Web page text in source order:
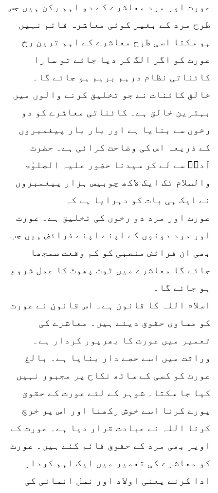
عورت اور مرد معاشرے کے دو اہم رکن ہیں جس
طرح مرد کے بغیر کوئی معاشرہ قائم نہیں
ہو سکتا اسی طرح معاشرے کے اہم ترین رخ
عورت کو اگر الگ کر دیا جائے تو سارا
کائناتی نظام درہم برہم ہو جائے گا۔
خالق کائنات نے جو تخلیق کرنے والوں میں
بہترین خالق ہے۔ کائناتی معاشرے کو دو
رخوں سے بنایا ہے اور بار بار پیغمبروں
کے ذریعہ اس کی وضاحت کرائی ہے۔ حضرت
آدمؑ سے لے کر سیدنا حضور علیہ الصلوٰۃ
والسلام تک ایک لاکھ چوبیس ہزار پیغمبروں
نے ایک ہی بات کو دہرایا ہے کہ
عورت اور مرد دو رخوں کی تخلیق ہے۔ عورت
اور مرد دونوں کے اپنے اپنے فرائض ہیں جب
بھی ان فرائض منصبی کو کم وقعت سمجھا
جائے گا معاشرے میں ٹوٹ پھوٹ کا عمل شروع
ہو جائے گا۔
اسلام اللہ کا قانون ہے۔ اس قانون نے عورت
کو مساوی حقوق دیئے ہیں۔ معاشرے کی
تعمیر میں عورت کا بھرپور کردار ہے۔
وراثت میں اسے حصے دار بنایا ہے۔ بالغ
عورت کو کسی کے ساتھ نکاح پر مجبور نہیں
کیا جا سکتا۔ شوہر کے لئے عورت کے حقوق
پورے کرنا اسے خوش رکھنا اور اس پر خرچ
کرنا اللہ نے عبادت قرار دیا ہے۔ عورت کے
اوپر بھی مرد کے حقوق قائم کئے ہیں۔ عورت
کو معاشرے کی تعمیر میں ایک اہم کردار
ادا کرنے یعنی اولاد اور نسل انسانی کی